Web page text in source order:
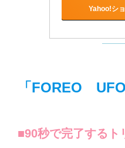
Yahoo!シ
「FOREO
■90秒で完了するト